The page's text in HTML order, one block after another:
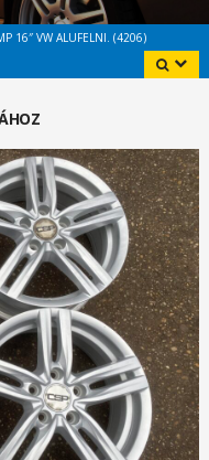
16″ VW ALUFELNI. (4206)